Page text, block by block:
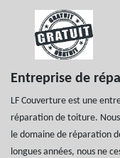
Entreprise de
LF Couverture est une
réparation de toiture. Nous
le domaine de réparation
longues années, nous ne